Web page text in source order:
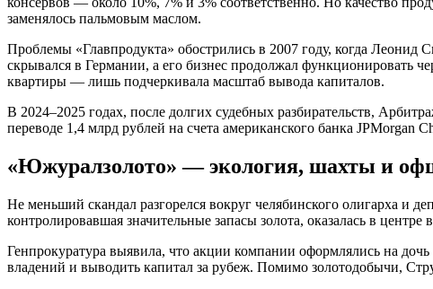
заменялось пальмовым маслом.
Проблемы «Главпродукта» обострились в 2007 году, когда
скрывался в Германии, а его бизнес продолжал
квартиры — лишь подчеркивала масштаб вывода капиталов.
В 2024–2025 годах, после долгих судебных разбирательств,
переводе 1,4 млрд рублей на счета американского банка JPMorgan
«Южуралзолото» — экология, шахты и
Не меньший скандал разгорелся вокруг челябинского олигарха и
контролировавшая значительные запасы золота, оказалась в
Генпрокуратура выявила, что акции компании оформлялись на
владений и выводить капитал за рубеж. Помимо золотодобычи,